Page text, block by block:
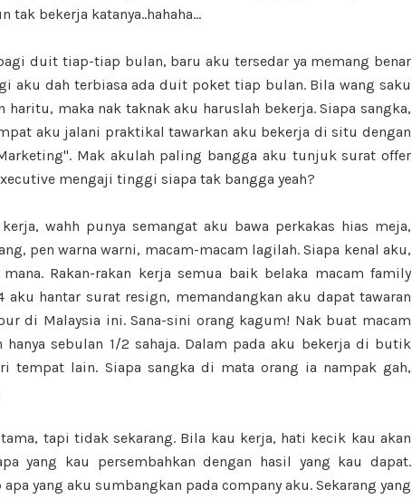
bekerja katanya..hahaha...
duit tiap-tiap bulan, baru aku tersedar ya memang benar
aku dah terbiasa ada duit poket tiap bulan. Bila wang saku
maka nak taknak aku haruslah bekerja. Siapa sangka,
aku jalani praktikal tawarkan aku bekerja di situ dengan
Mak akulah paling bangga aku tunjuk surat offer
mengaji tinggi siapa tak bangga yeah?
wahh punya semangat aku bawa perkakas hias meja,
pen warna warni, macam-macam lagilah. Siapa kenal aku,
Rakan-rakan kerja semua baik belaka macam family
aku hantar surat resign, memandangkan aku dapat tawaran
di Malaysia ini. Sana-sini orang kagum! Nak buat macam
hanya sebulan 1/2 sahaja. Dalam pada aku bekerja di butik
lain. Siapa sangka di mata orang ia nampak gah,
tapi tidak sekarang. Bila kau kerja, hati kecik kau akan
yang kau persembahkan dengan hasil yang kau dapat.
yang aku sumbangkan pada company aku. Sekarang yang